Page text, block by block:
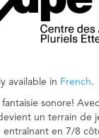
available in French.
sonore! Avec
un terrain de
entraînant en 7/8